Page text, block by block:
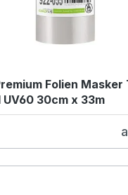
Folien Masker
UV60 30cm x 33m